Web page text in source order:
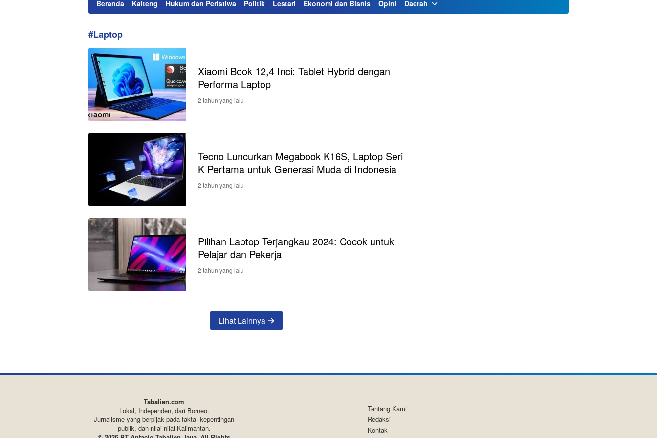
Beranda Kalteng Hukum dan Peristiwa Politik Lestari Ekonomi dan Bisnis Opini Daerah
#Laptop
Xiaomi Book 12,4 Inci: Tablet Hybrid dengan
Performa Laptop
2 tahun yang lalu
Tecno Luncurkan Megabook K16S, Laptop Seri
K Pertama untuk Generasi Muda di Indonesia
2 tahun yang lalu
Pilihan Laptop Terjangkau 2024: Cocok untuk
Pelajar dan Pekerja
2 tahun yang lalu
Lihat Lainnya
Tabalien.com
Lokal, Independen, dari Borneo.
Jurnalisme yang berpijak pada fakta, kepentingan
publik, dan nilai-nilai Kalimantan.
Tentang Kami
Redaksi
Kontak